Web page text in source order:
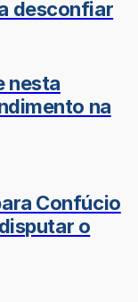
desconfiar
nesta
na
Confúcio
o